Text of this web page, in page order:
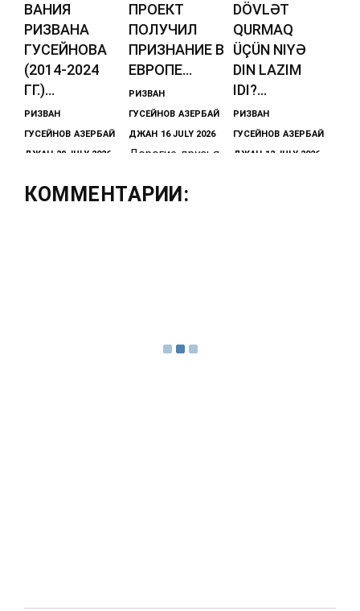
ВАНИЯ
РИЗВАНА
ГУСЕЙНОВА
(2014-2024
ГГ.)...
РИЗВАН
ГУСЕЙНОВ АЗЕРБАЙ
ДЖАН 29 JULY 2026
тезисы
ПРОЕКТ
ПОЛУЧИЛ
ПРИЗНАНИЕ В
ЕВРОПЕ...
РИЗВАН
ГУСЕЙНОВ АЗЕРБАЙ
ДЖАН 16 JULY 2026
Дорогие друзья,
международный
DÖVLƏT
QURMAQ
ÜÇÜN NIYƏ
DIN LAZIM
IDI?...
РИЗВАН
ГУСЕЙНОВ АЗЕРБАЙ
ДЖАН 12 JULY 2026
КОММЕНТАРИИ: